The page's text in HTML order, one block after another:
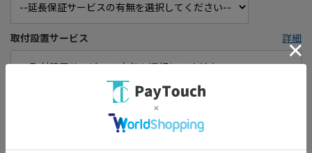
取付設置サービス 詳細